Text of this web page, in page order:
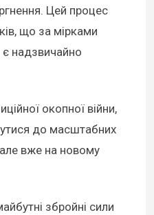
Цей процес
що за мірками
надзвичайно
окопної війни,
до масштабних
вже на новому
збройні сили